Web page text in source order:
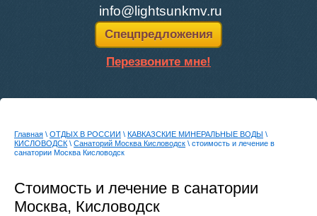
info@lightsunkmv.ru
Спецпредложения
Перезвоните мне!
Главная \ ОТДЫХ В РОССИИ \ КАВКАЗСКИЕ МИНЕРАЛЬНЫЕ ВОДЫ \
КИСЛОВОДСК\ Санаторий Москва Кисловодск \ стоимость и лечение в
санатории Москва Кисловодск
Стоимость и лечение в санатории
Москва, Кисловодск